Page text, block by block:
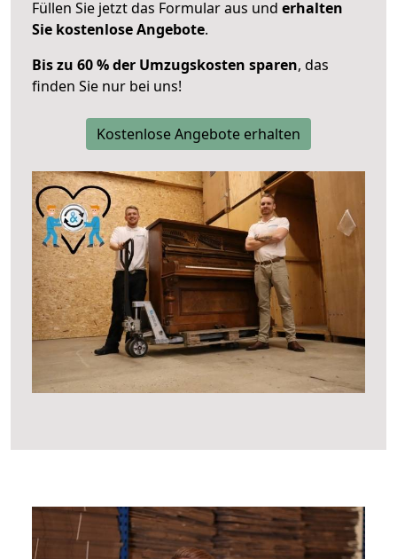
Füllen Sie jetzt das Formular aus und erhalten
Sie kostenlose Angebote.
Bis zu 60 % der Umzugskosten sparen, das
finden Sie nur bei uns!
Kostenlose Angebote erhalten